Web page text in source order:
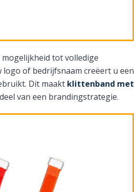
mogelijkheid tot volledige
logo of bedrijfsnaam creëert u een
Dit maakt klittenband met
van een brandingstrategie.